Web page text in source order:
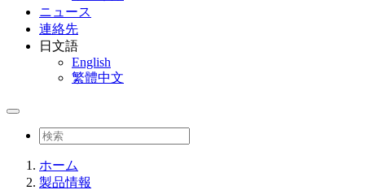
ニュース
連絡先
日文語
English
繁體中文
ホーム
製品情報